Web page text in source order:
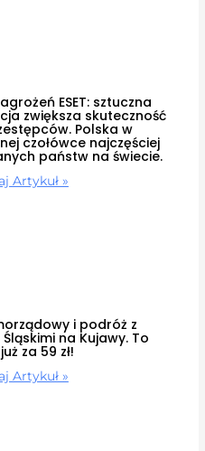
ESET: sztuczna
zwiększa skuteczność
Polska w
czołówce najczęściej
państw na świecie.
Artykuł »
i podróż z
na Kujawy. To
za 59 zł!
Artykuł »